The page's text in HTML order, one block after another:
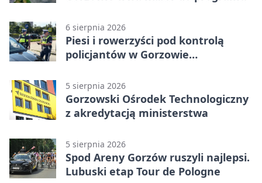
6 sierpnia 2026
Piesi i rowerzyści pod kontrolą
policjantów w Gorzowie
5 sierpnia 2026
Gorzowski Ośrodek Technologiczny
z akredytacją ministerstwa
5 sierpnia 2026
Spod Areny Gorzów ruszyli najlepsi.
Lubuski etap Tour de Pologne